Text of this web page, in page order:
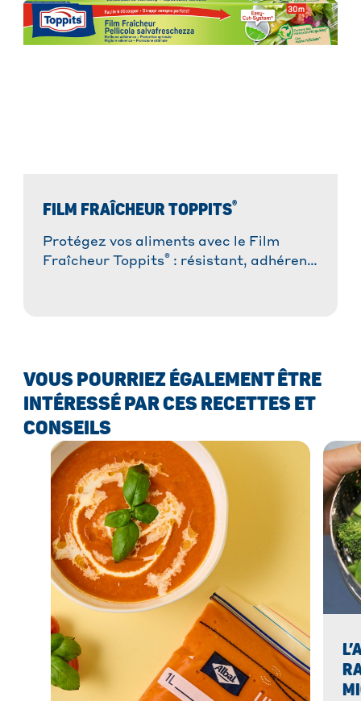
FILM FRAÎCHEUR TOPPITS®
Protégez vos aliments avec le Film
Fraîcheur Toppits® : résistant, adhérent
VOUS POURRIEZ ÉGALEMENT ÊTRE
INTÉRESSÉ PAR CES RECETTES ET
CONSEILS